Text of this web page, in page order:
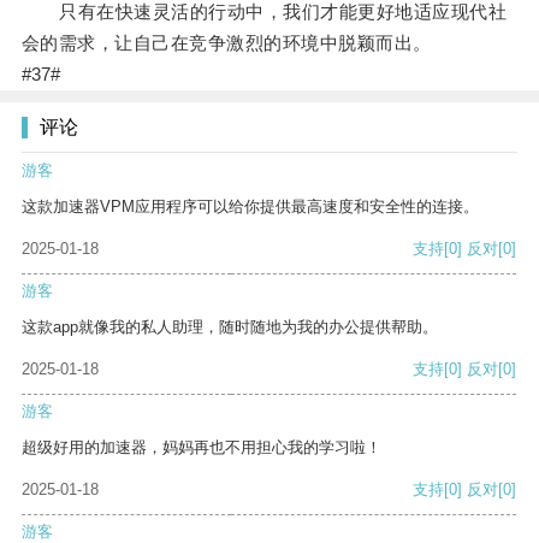
只有在快速灵活的行动中，我们才能更好地适应现代社
会的需求，让自己在竞争激烈的环境中脱颖而出。
#37#
评论
游客
这款加速器VPM应用程序可以给你提供最高速度和安全性的连接。
2025-01-18 支持[0] 反对[0]
游客
这款app就像我的私人助理，随时随地为我的办公提供帮助。
2025-01-18 支持[0] 反对[0]
游客
超级好用的加速器，妈妈再也不用担心我的学习啦！
2025-01-18 支持[0] 反对[0]
游客